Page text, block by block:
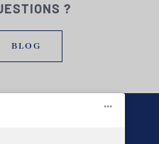
?
BLOG